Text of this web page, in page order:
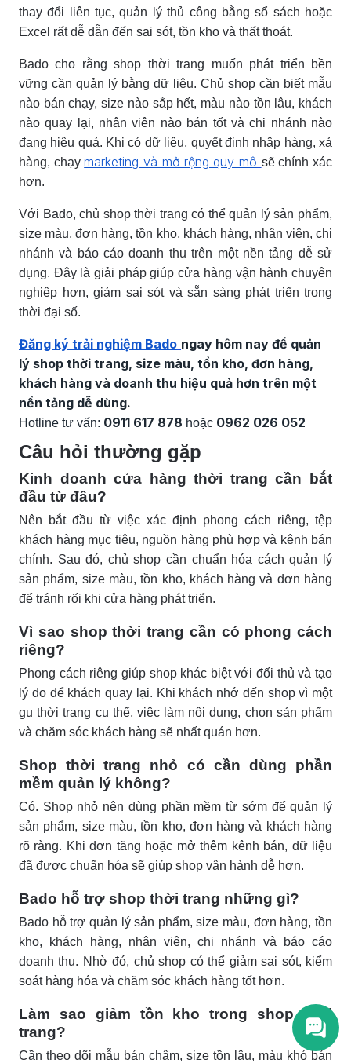
thay đổi liên tục, quản lý thủ công bằng sổ sách hoặc
Excel rất dễ dẫn đến sai sót, tồn kho và thất thoát.
Bado cho rằng shop thời trang muốn phát triển bền
vững cần quản lý bằng dữ liệu. Chủ shop cần biết mẫu
nào bán chạy, size nào sắp hết, màu nào tồn lâu, khách
nào quay lại, nhân viên nào bán tốt và chi nhánh nào
đang hiệu quả. Khi có dữ liệu, quyết định nhập hàng, xả
hàng, chạymarketing và mở rộng quy mô sẽ chính xác
hơn.
Với Bado, chủ shop thời trang có thể quản lý sản phẩm,
size màu, đơn hàng, tồn kho, khách hàng, nhân viên, chi
nhánh và báo cáo doanh thu trên một nền tảng dễ sử
dụng. Đây là giải pháp giúp cửa hàng vận hành chuyên
nghiệp hơn, giảm sai sót và sẵn sàng phát triển trong
thời đại số.
Đăng ký trải nghiệm Bado ngay hôm nay để quản
lý shop thời trang, size màu, tồn kho, đơn hàng,
khách hàng và doanh thu hiệu quả hơn trên một
nền tảng dễ dùng.
Hotline tư vấn: 0911 617 878 hoặc 0962 026 052
Câu hỏi thường gặp
Kinh doanh cửa hàng thời trang cần bắt
đầu từ đâu?
Nên bắt đầu từ việc xác định phong cách riêng, tệp
khách hàng mục tiêu, nguồn hàng phù hợp và kênh bán
chính. Sau đó, chủ shop cần chuẩn hóa cách quản lý
sản phẩm, size màu, tồn kho, khách hàng và đơn hàng
để tránh rối khi cửa hàng phát triển.
Vì sao shop thời trang cần có phong cách
riêng?
Phong cách riêng giúp shop khác biệt với đối thủ và tạo
lý do để khách quay lại. Khi khách nhớ đến shop vì một
gu thời trang cụ thể, việc làm nội dung, chọn sản phẩm
và chăm sóc khách hàng sẽ nhất quán hơn.
Shop thời trang nhỏ có cần dùng phần
mềm quản lý không?
Có. Shop nhỏ nên dùng phần mềm từ sớm để quản lý
sản phẩm, size màu, tồn kho, đơn hàng và khách hàng
rõ ràng. Khi đơn tăng hoặc mở thêm kênh bán, dữ liệu
đã được chuẩn hóa sẽ giúp shop vận hành dễ hơn.
Bado hỗ trợ shop thời trang những gì?
Bado hỗ trợ quản lý sản phẩm, size màu, đơn hàng, tồn
kho, khách hàng, nhân viên, chi nhánh và báo cáo
doanh thu. Nhờ đó, chủ shop có thể giảm sai sót, kiểm
soát hàng hóa và chăm sóc khách hàng tốt hơn.
Làm sao giảm tồn kho trong shop thời
trang?
Cần theo dõi mẫu bán chậm, size tồn lâu, màu khó bán